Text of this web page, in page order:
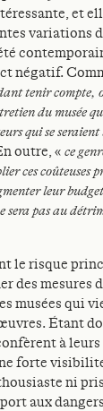
et
variations
négatif.
tenir compte,
du musée
qui se seraient
outre, « ce
ces coûteuses
leur
sera pas au
le risque
des mesures
musées qui
Étant
à
forte
ni
aux